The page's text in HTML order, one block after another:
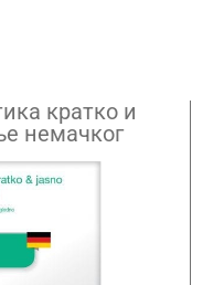
кратко и
немачког